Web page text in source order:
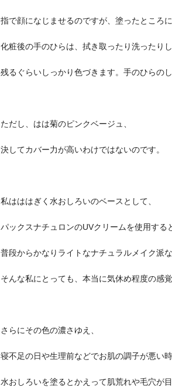
指で顔になじませるのですが、塗ったところ
化粧後の手のひらは、拭き取ったり洗ったり
残るぐらいしっかり色づきます。手のひらの
ただし、はは菊のピンクベージュ、
決してカバー力が高いわけではないのです。
私はははぎく水おしろいのベースとして、
パックスナチュロンのUVクリームを使用する
普段からかなりライトなナチュラルメイク派な
そんな私にとっても、本当に気休め程度の感覚
さらにその色の濃さゆえ、
寝不足の日や生理前などでお肌の調子が悪い時
水おしろいを塗るとかえって肌荒れや毛穴が